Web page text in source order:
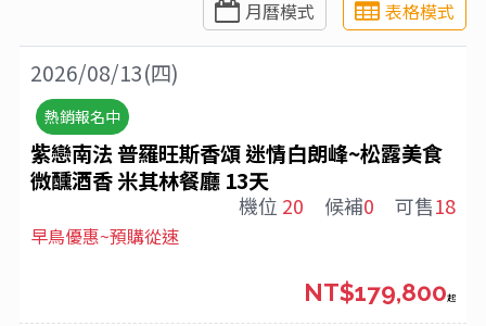
月曆模式 表格模式
2026/08/13(四)
熱銷報名中
紫戀南法 普羅旺斯香頌 迷情白朗峰~松露美食
微醺酒香 米其林餐廳 13天
機位 20 候補0 可售18
早鳥優惠~預購從速
NT$179,800起